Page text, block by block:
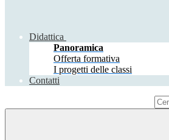
Didattica
Panoramica
Offerta formativa
I progetti delle classi
Contatti